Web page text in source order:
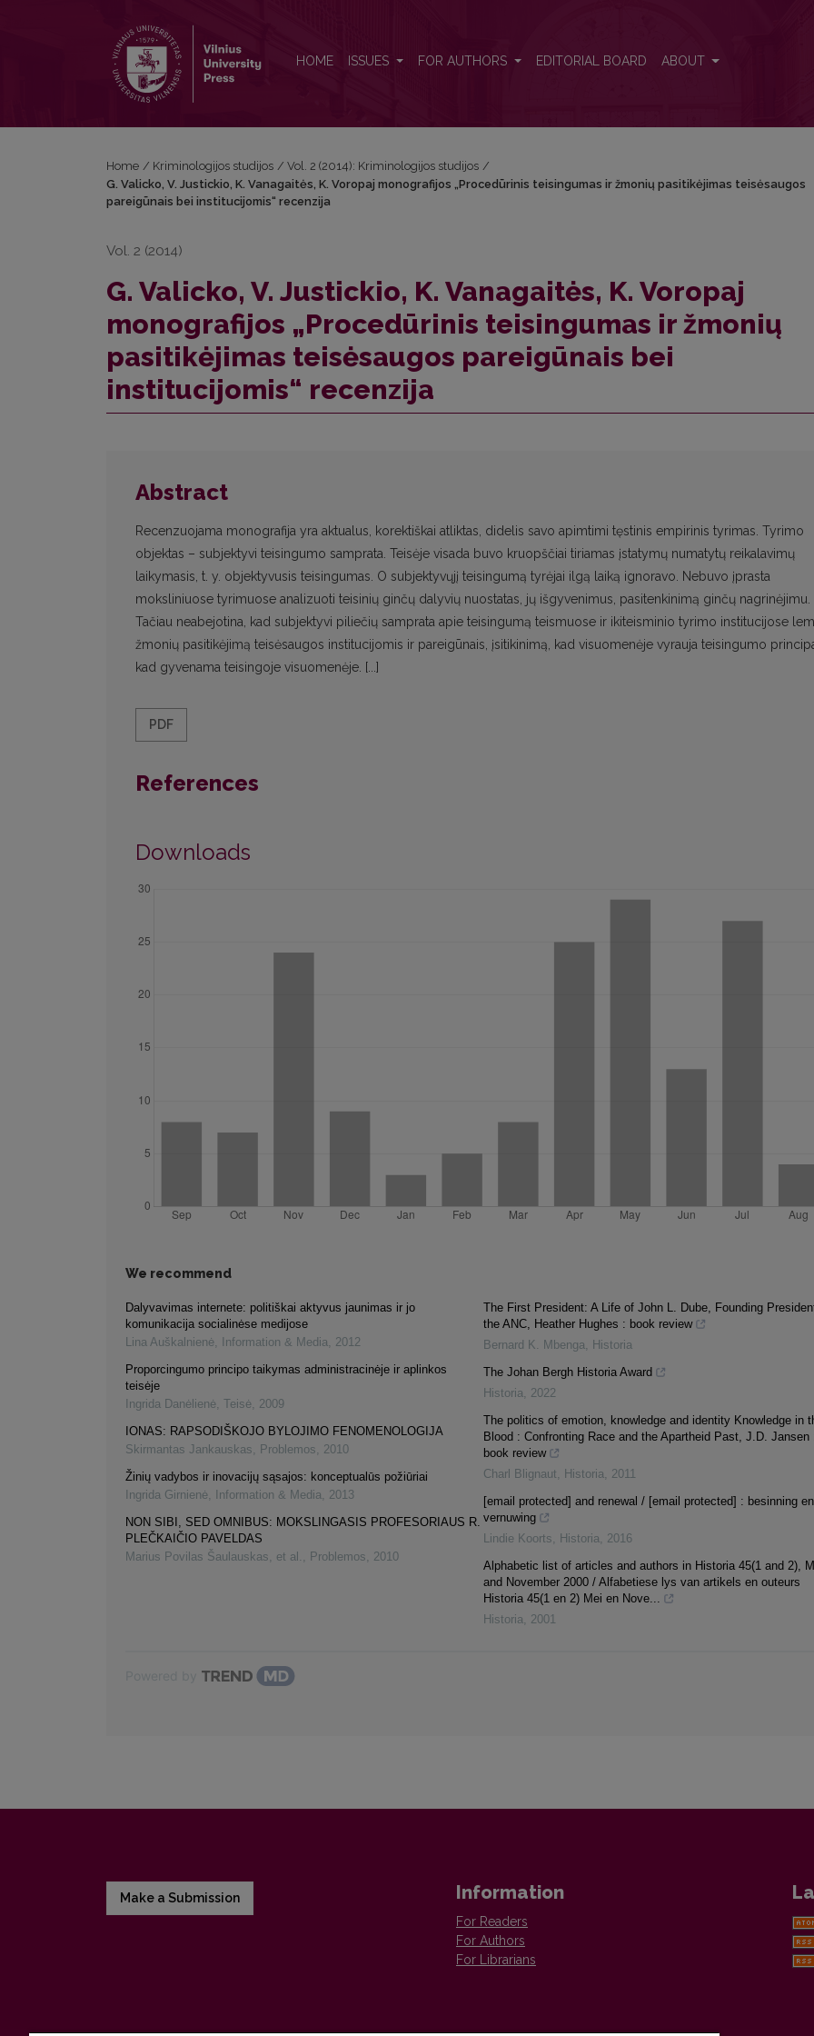
HOME ISSUES FOR AUTHORS EDITORIAL BOARD ABOUT
Home / Kriminologijos studijos / Vol. 2 (2014): Kriminologijos studijos /
G. Valicko, V. Justickio, K. Vanagaitės, K. Voropaj monografijos „Procedūrinis teisingumas ir žmonių pasitikėjimas teisėsaugos
pareigūnais bei institucijomis“ recenzija
Vol. 2 (2014)
G. Valicko, V. Justickio, K. Vanagaitės, K. Voropaj
monografijos „Procedūrinis teisingumas ir žmonių
pasitikėjimas teisėsaugos pareigūnais bei
institucijomis“ recenzija
Abstract
Recenzuojama monografija yra aktualus, korektiškai atliktas, didelis savo apimtimi tęstinis empirinis tyrimas. Tyrimo
objektas – subjektyvi teisingumo samprata. Teisėje visada buvo kruopščiai tiriamas įstatymų numatytų reikalavimų
laikymasis, t. y. objektyvusis teisingumas. O subjektyvųjį teisingumą tyrėjai ilgą laiką ignoravo. Nebuvo įprasta
moksliniuose tyrimuose analizuoti teisinių ginčų dalyvių nuostatas, jų išgyvenimus, pasitenkinimą ginčų nagrinėjimu.
Tačiau neabejotina, kad subjektyvi piliečių samprata apie teisingumą teismuose ir ikiteisminio tyrimo institucijose
žmonių pasitikėjimą teisėsaugos institucijomis ir pareigūnais, įsitikinimą, kad visuomenėje vyrauja teisingumo
kad gyvenama teisingoje visuomenėje. [...]
PDF
References
Downloads
We recommend
Dalyvavimas internete: politiškai aktyvus jaunimas ir jo
komunikacija socialinėse medijose
Lina Auškalnienė, Information & Media, 2012
Proporcingumo principo taikymas administracinėje ir aplinkos
teisėje
Ingrida Danėlienė, Teisė, 2009
IONAS: RAPSODIŠKOJO BYLOJIMO FENOMENOLOGIJA
Skirmantas Jankauskas, Problemos, 2010
Žinių vadybos ir inovacijų sąsajos: konceptualūs požiūriai
Ingrida Girnienė, Information & Media, 2013
NON SIBI, SED OMNIBUS: MOKSLINGASIS PROFESORIAUS R.
PLEČKAIČIO PAVELDAS
Marius Povilas Šaulauskas, et al. , Problemos, 2010
The First President: A Life of John L. Dube, Founding
the ANC, Heather Hughes : book review
Bernard K. Mbenga, Historia
The Johan Bergh Historia Award
Historia, 2022
The politics of emotion, knowledge and identity Knowledge in
Blood : Confronting Race and the Apartheid Past, J.D. Jansen
book review
Charl Blignaut, Historia, 2011
[email protected] and renewal / [email protected] : besinning en
vernuwing
Lindie Koorts, Historia, 2016
Alphabetic list of articles and authors in Historia 45(1 and 2),
and November 2000 / Alfabetiese lys van artikels en outeurs
Historia 45(1 en 2) Mei en Nove...
Historia, 2001
Make a Submission Information
For Readers
For Authors
For Librarians